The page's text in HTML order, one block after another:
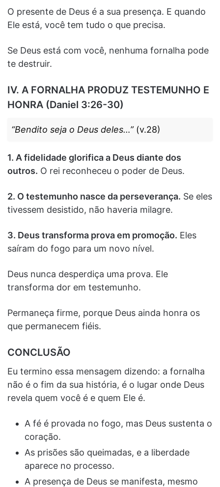
O presente de Deus é a sua presença. E quando
Ele está, você tem tudo o que precisa.
Se Deus está com você, nenhuma fornalha pode
te destruir.
IV. A FORNALHA PRODUZ TESTEMUNHO E
HONRA (Daniel 3:26-30)
“Bendito seja o Deus deles…”(v.28)
1. A fidelidade glorifica a Deus diante dos
outros. O rei reconheceu o poder de Deus.
2. O testemunho nasce da perseverança. Se eles
tivessem desistido, não haveria milagre.
3. Deus transforma prova em promoção. Eles
saíram do fogo para um novo nível.
Deus nunca desperdiça uma prova. Ele
transforma dor em testemunho.
Permaneça firme, porque Deus ainda honra os
que permanecem fiéis.
CONCLUSÃO
Eu termino essa mensagem dizendo: a fornalha
não é o fim da sua história, é o lugar onde Deus
revela quem você é e quem Ele é.
A fé é provada no fogo, mas Deus sustenta o
coração.
As prisões são queimadas, e a liberdade
aparece no processo.
A presença de Deus se manifesta, mesmo